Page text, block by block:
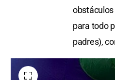
obstáculos
para todo
padres),